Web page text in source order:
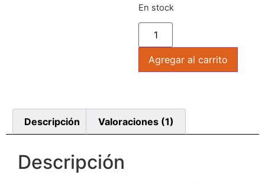
En stock
Agregar al carrito
Descripción Valoraciones (1)
Descripción